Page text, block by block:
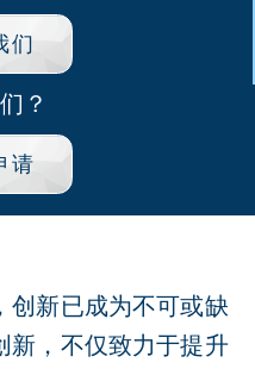
们
？
请
创新已成为不可或缺
新，不仅致力于提升